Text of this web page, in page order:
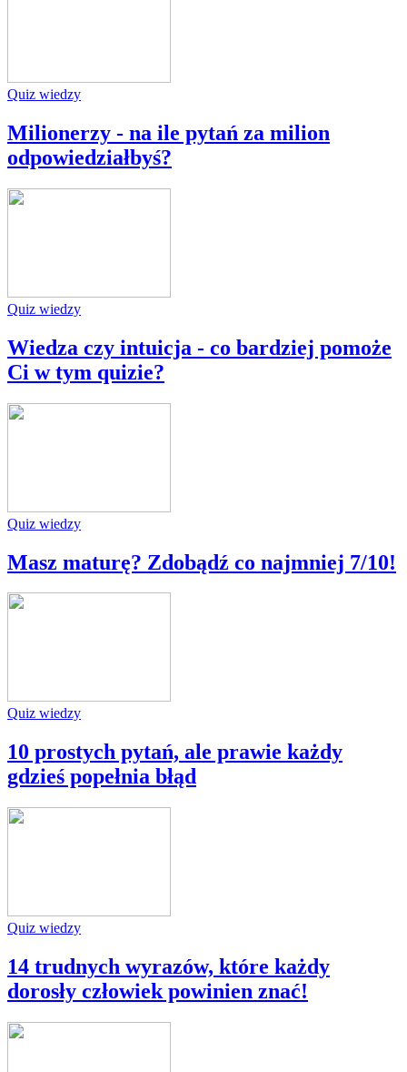
Quiz wiedzy
Milionerzy - na ile pytań za milion
odpowiedziałbyś?
Quiz wiedzy
Wiedza czy intuicja - co bardziej pomoże
Ci w tym quizie?
Quiz wiedzy
Masz maturę? Zdobądź co najmniej 7/10!
Quiz wiedzy
10 prostych pytań, ale prawie każdy
gdzieś popełnia błąd
Quiz wiedzy
14 trudnych wyrazów, które każdy
dorosły człowiek powinien znać!